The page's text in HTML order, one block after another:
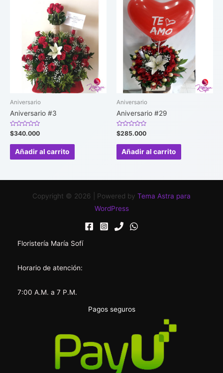
Aniversario
Aniversario #3
Valorado
en
0
$340.000
Añadir al carrito
Aniversario
Aniversario #29
Valorado
en
0
$285.000
Añadir al carrito
Copyright © 2026 | Powered by Tema Astra para
WordPress
Floristería María Sofí
Horario de atención:
7:00 A.M. a 7 P.M.
Pagos seguros